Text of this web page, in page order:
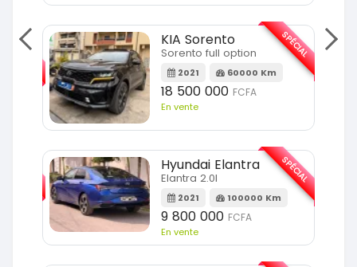
SPÉCIAL KIA Sorento
Sorento full option
2021 60000 Km
18 500 000 FCFA
En vente
SPÉCIAL
Hyundai Elantra
Elantra 2.0l
2021 100000 Km
9 800 000 FCFA
En vente
SPÉCIAL